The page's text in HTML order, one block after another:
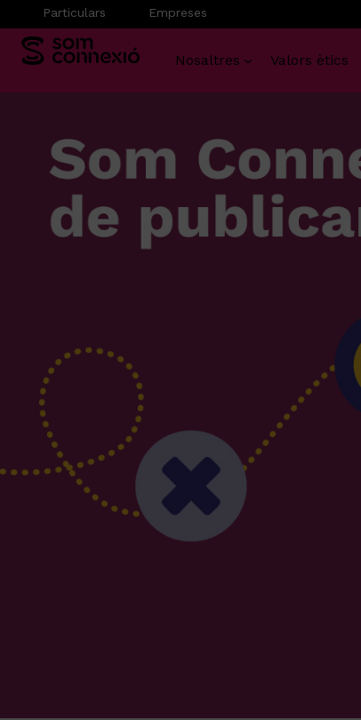
contingut
Particulars Empreses
Nosaltres Valors ètics